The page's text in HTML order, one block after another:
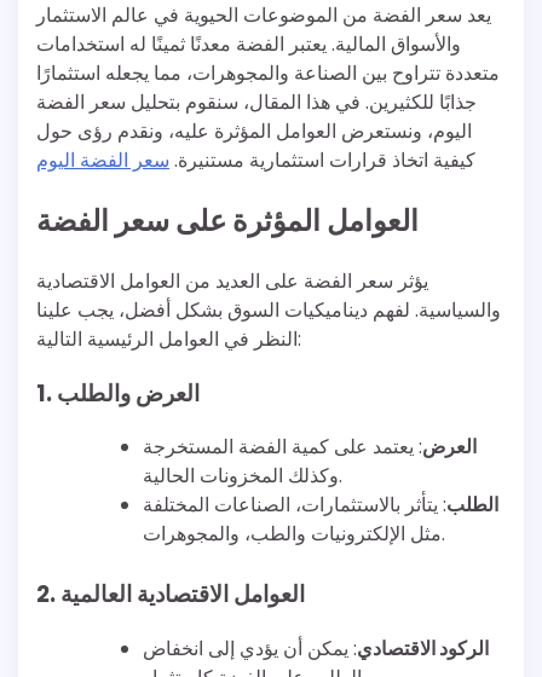
يعد سعر الفضة من الموضوعات الحيوية في عالم الاستثمار
والأسواق المالية. يعتبر الفضة معدنًا ثمينًا له استخدامات
متعددة تتراوح بين الصناعة والمجوهرات، مما يجعله استثمارًا
جذابًا للكثيرين. في هذا المقال، سنقوم بتحليل سعر الفضة
اليوم، ونستعرض العوامل المؤثرة عليه، ونقدم رؤى حول
كيفية اتخاذ قرارات استثمارية مستنيرة. سعر الفضة اليوم
العوامل المؤثرة على سعر الفضة
يؤثر سعر الفضة على العديد من العوامل الاقتصادية
والسياسية. لفهم ديناميكيات السوق بشكل أفضل، يجب علينا
النظر في العوامل الرئيسية التالية:
1. العرض والطلب
العرض: يعتمد على كمية الفضة المستخرجة
وكذلك المخزونات الحالية.
الطلب: يتأثر بالاستثمارات، الصناعات المختلفة
مثل الإلكترونيات والطب، والمجوهرات.
2. العوامل الاقتصادية العالمية
الركود الاقتصادي: يمكن أن يؤدي إلى انخفاض